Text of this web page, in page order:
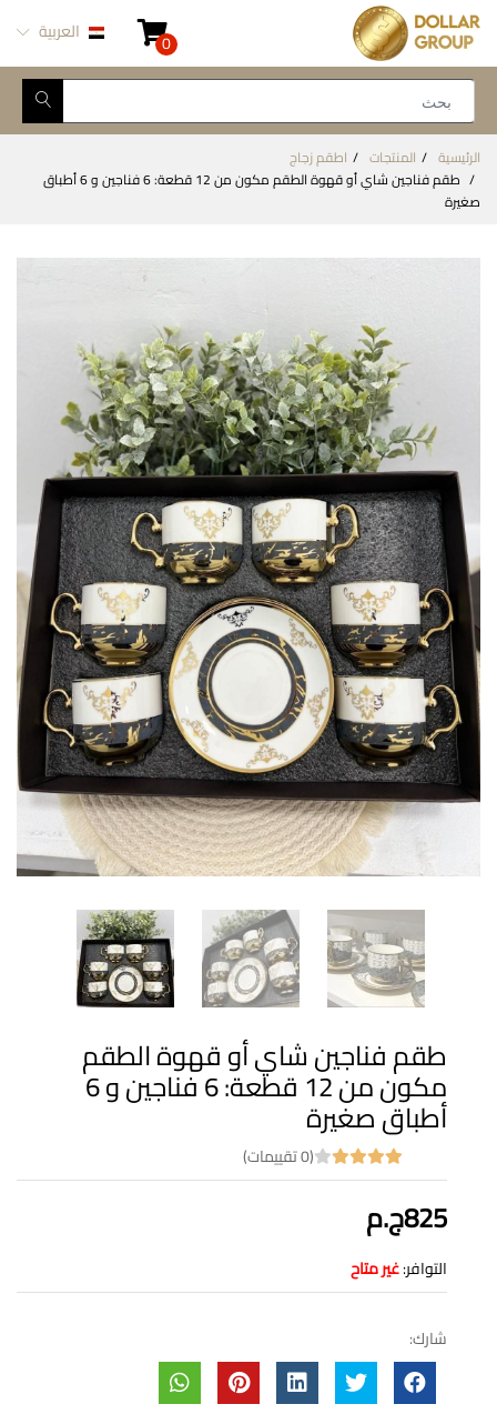
0 العربية
الرئيسية المنتجات
اطقم زجاج
طقم فناجين شاي أو قهوة الطقم مكون من 12 قطعة: 6 فناجين و 6 أطباق
صغيرة
طقم فناجين شاي أو قهوة الطقم
مكون من 12 قطعة: 6 فناجين و 6
أطباق صغيرة
(0 تقييمات)
825ج.م
التوافر:غير متاح
شارك: